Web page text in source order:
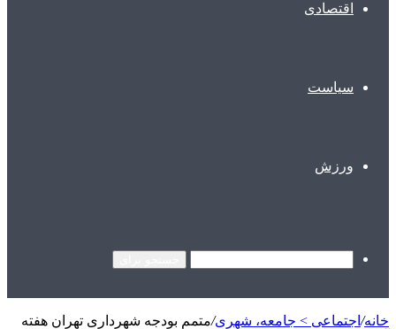
اقتصادی
سیاست
ورزش
خانه/ اجتماعی > جامعه، شهری/متمم بودجه شهرداری تهران هفته